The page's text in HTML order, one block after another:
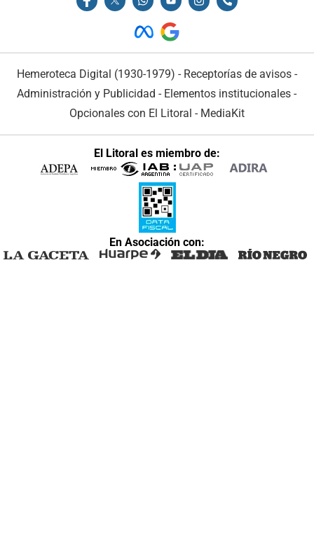
Hemeroteca Digital (1930-1979) - Receptorías de avisos -
Administración y Publicidad - Elementos institucionales -
Opcionales con El Litoral - MediaKit
El Litoral es miembro de:
En Asociación con: